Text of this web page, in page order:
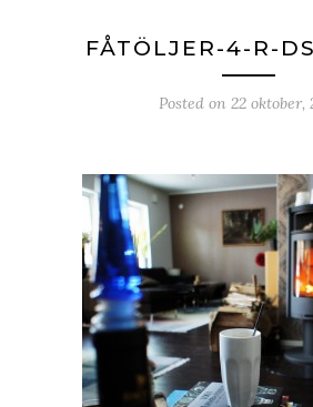
FÅTÖLJER-4-R-
Posted on 22 oktober,